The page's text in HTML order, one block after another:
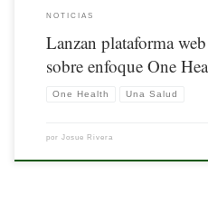
NOTICIAS
Lanzan plataforma
sobre enfoque One
One Health Una Salud
por Josue Rivera